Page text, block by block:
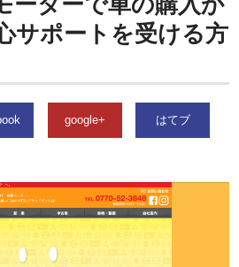
サポートを受ける方
google+ はてブ